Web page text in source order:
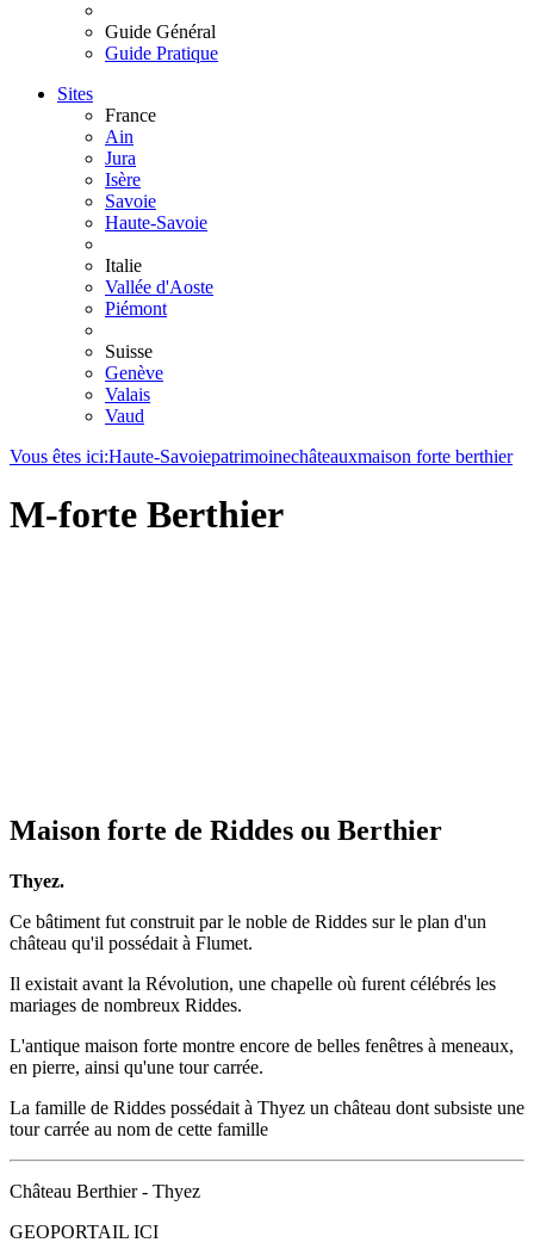
Guide Général
Guide Pratique
Sites
France
Ain
Jura
Isère
Savoie
Haute-Savoie
Italie
Vallée d'Aoste
Piémont
Suisse
Genève
Valais
Vaud
Vous êtes ici:Haute-Savoiepatrimoinechâteauxmaison forte berthier
M-forte Berthier
Maison forte de Riddes ou Berthier
Thyez.
Ce bâtiment fut construit par le noble de Riddes sur le plan d'un
château qu'il possédait à Flumet.
Il existait avant la Révolution, une chapelle où furent célébrés les
mariages de nombreux Riddes.
L'antique maison forte montre encore de belles fenêtres à meneaux,
en pierre, ainsi qu'une tour carrée.
La famille de Riddes possédait à Thyez un château dont subsiste une
tour carrée au nom de cette famille
Château Berthier - Thyez
GEOPORTAIL ICI